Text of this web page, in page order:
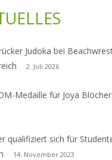
Judoka bei
2. Juli 2026
Medaille für Joya Blöcher
qualifiziert sich für
14. November 2023